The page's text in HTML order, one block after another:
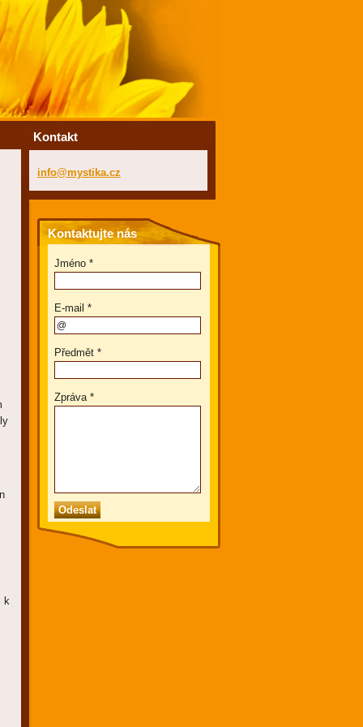
k
Kontakt
info@mystika.cz
Kontaktujte nás
Jméno *
E-mail *
Předmět *
Zpráva *